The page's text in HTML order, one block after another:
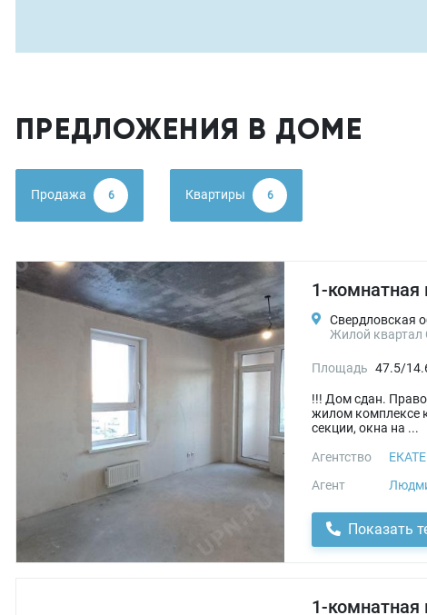
ПРЕДЛОЖЕНИЯ В ДОМЕ
Продажа 6 Квартиры 6
1-комнатная
Свердловская
Жилой квартал
Площадь 47.5/
!!! Дом сдан.
жилом комплексе
секции, окна на ...
Агентство
Агент
Показать
1-комнатная